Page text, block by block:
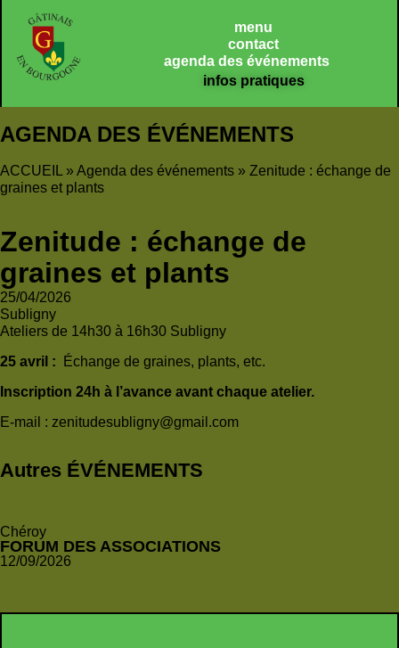
menu
contact
agenda des événements
infos pratiques
AGENDA DES ÉVÉNEMENTS
ACCUEIL »Agenda des événements » Zenitude : échange de
graines et plants
Zenitude : échange de
graines et plants
25/04/2026
Subligny
Ateliers de 14h30 à 16h30 Subligny
25 avril : Échange de graines, plants, etc.
Inscription 24h à l’avance avant chaque atelier.
E-mail : zenitudesubligny@gmail.com
Autres ÉVÉNEMENTS
Chéroy
FORUM DES ASSOCIATIONS
12/09/2026